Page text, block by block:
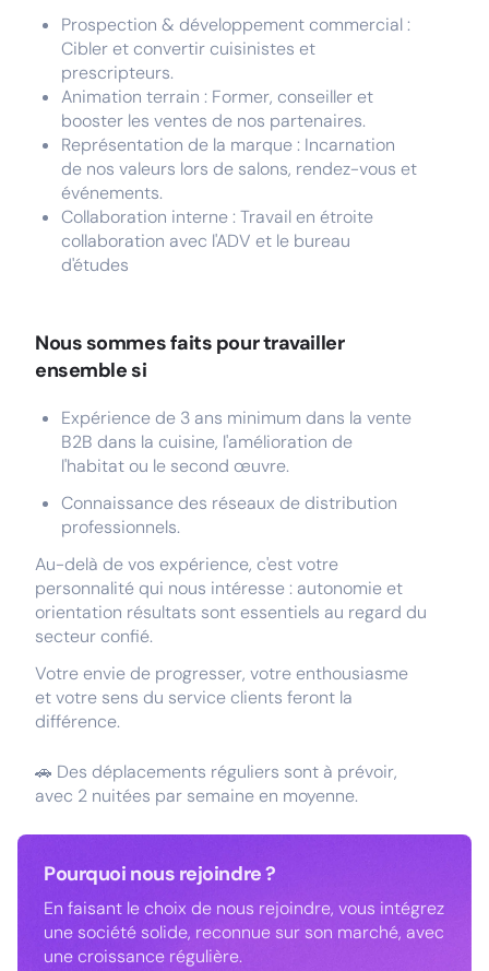
Prospection & développement commercial :
Cibler et convertir cuisinistes et
prescripteurs.
Animation terrain : Former, conseiller et
booster les ventes de nos partenaires.
Représentation de la marque : Incarnation
de nos valeurs lors de salons, rendez-vous et
événements.
Collaboration interne : Travail en étroite
collaboration avec l'ADV et le bureau
d'études
Nous sommes faits pour travailler
ensemble si
Expérience de 3 ans minimum dans la vente
B2B dans la cuisine, l'amélioration de
l'habitat ou le second œuvre.
Connaissance des réseaux de distribution
professionnels.
Au-delà de vos expérience, c'est votre
personnalité qui nous intéresse : autonomie et
orientation résultats sont essentiels au regard du
secteur confié.
Votre envie de progresser, votre enthousiasme
et votre sens du service clients feront la
différence.
🚗 Des déplacements réguliers sont à prévoir,
avec 2 nuitées par semaine en moyenne.
Pourquoi nous rejoindre ?
En faisant le choix de nous rejoindre, vous intégrez
une société solide, reconnue sur son marché, avec
une croissance régulière.